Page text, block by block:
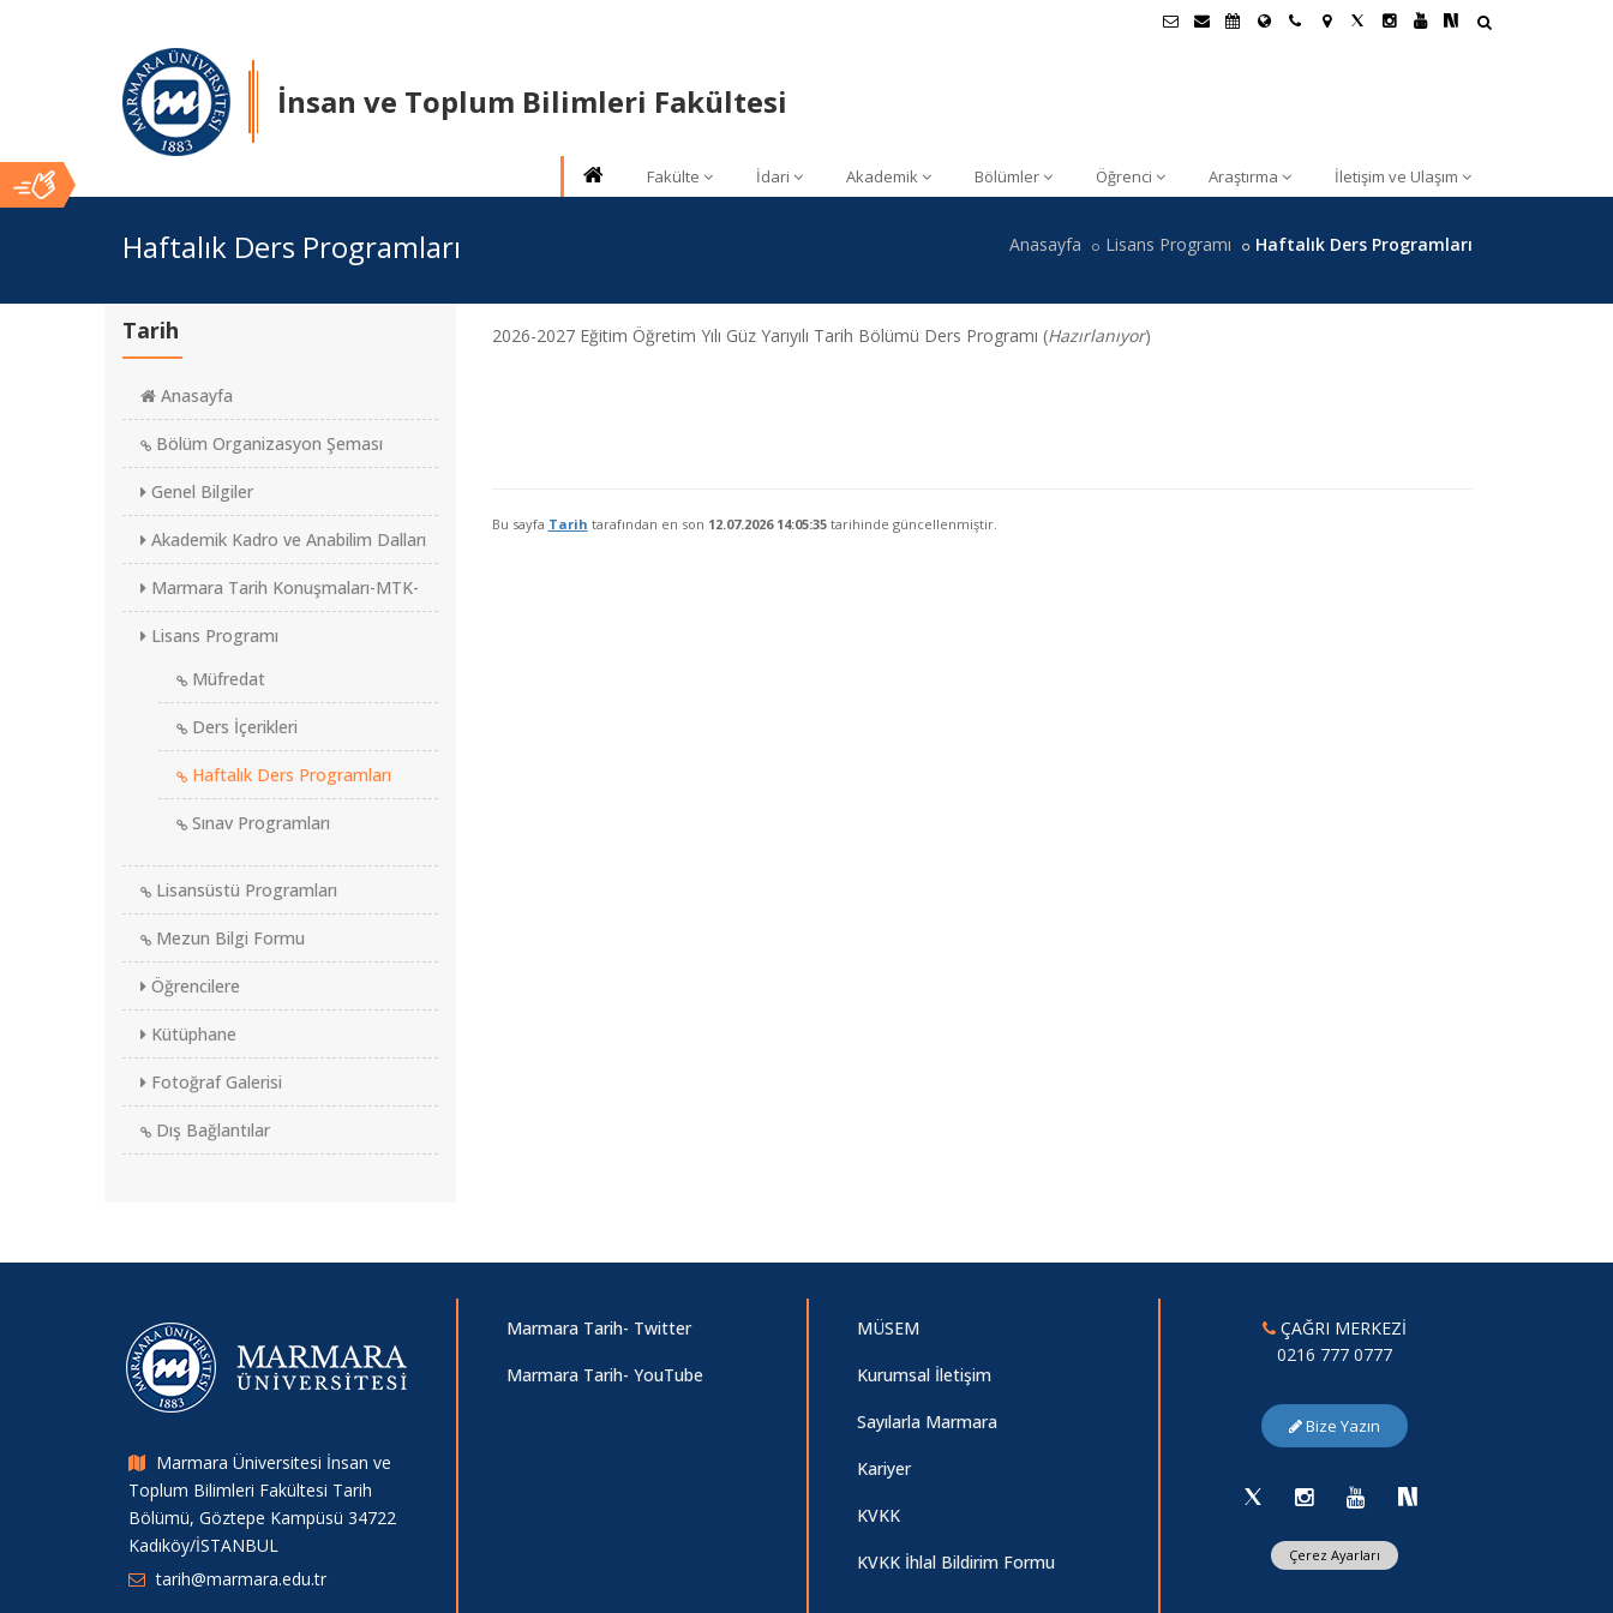
İnsan ve Toplum Bilimleri Fakültesi
Fakülte İdari Akademik Bölümler Öğrenci Araştırma İletişim ve Ulaşım
İçerik
Haftalık Ders Programları Anasayfa Lisans Programı Haftalık Ders Programları
2026-2027 Eğitim Öğretim Yılı Güz Yarıyılı Tarih Bölümü Ders Programı (Hazırlanıyor)
Bu sayfa Tarih tarafından en son 12.07.2026 14:05:35tarihinde güncellenmiştir.
Tarih
Anasayfa
Bölüm Organizasyon Şeması
Genel Bilgiler
Akademik Kadro ve Anabilim Dalları
Marmara Tarih Konuşmaları-MTK-
Lisans Programı
Müfredat
Ders İçerikleri
Haftalık Ders Programları
Sınav Programları
Lisansüstü Programları
Mezun Bilgi Formu
Öğrencilere
Kütüphane
Fotoğraf Galerisi
Dış Bağlantılar
Marmara Üniversitesi İnsan ve
Toplum Bilimleri Fakültesi Tarih
Bölümü, Göztepe Kampüsü 34722
Kadıköy/İSTANBUL
tarih@marmara.edu.tr
Marmara Tarih- Twitter
Marmara Tarih- YouTube
MÜSEM
Kurumsal İletişim
Sayılarla Marmara
Kariyer
KVKK
KVKK İhlal Bildirim Formu
ÇAĞRI MERKEZİ
0216 777 0777
Bize Yazın
Çerez Ayarları